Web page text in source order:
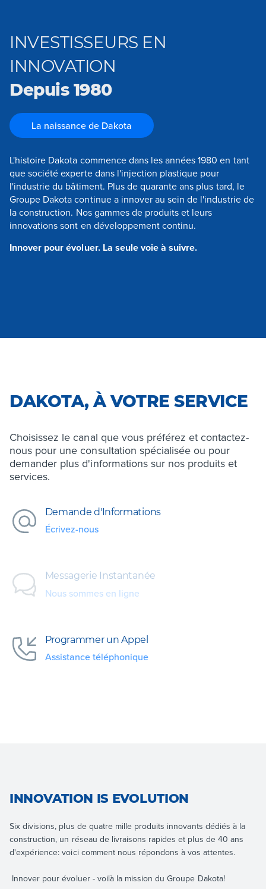
INVESTISSEURS EN
INNOVATION
Depuis 1980
La naissance de Dakota
L'histoire Dakota commence dans les années 1980 en tant
que société experte dans l'injection plastique pour
l'industrie du bâtiment. Plus de quarante ans plus tard, le
Groupe Dakota continue a innover au sein de l'industrie de
la construction. Nos gammes de produits et leurs
innovations sont en développement continu.
Innover pour évoluer. La seule voie à suivre.
DAKOTA, À VOTRE SERVICE
Choisissez le canal que vous préférez et contactez-
nous pour une consultation spécialisée ou pour
demander plus d'informations sur nos produits et
services.
Demande d'Informations
Écrivez-nous
Messagerie Instantanée
Nous sommes en ligne
Programmer un Appel
Assistance téléphonique
INNOVATION IS EVOLUTION
Six divisions, plus de quatre mille produits innovants dédiés à la
construction, un réseau de livraisons rapides et plus de 40 ans
d'expérience: voici comment nous répondons à vos attentes.
Innover pour évoluer - voilà la mission du Groupe Dakota!